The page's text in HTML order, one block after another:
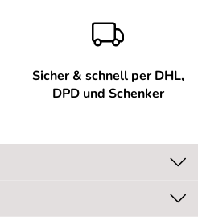
Sicher & schnell per DHL,
DPD und Schenker